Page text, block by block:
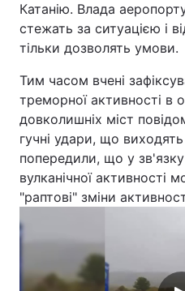
Техно і зв'язок
Зброя
Цікавинки
Екологія
Лонгріди
Відео з Youtube
Інтерв'ю
Катанію. Влада
стежать за ситуацією і
тільки дозволять умови.
Тим часом вчені
треморної активності в
довколишніх міст
гучні удари, що
попередили, що у
вулканічної активності
"раптові" зміни